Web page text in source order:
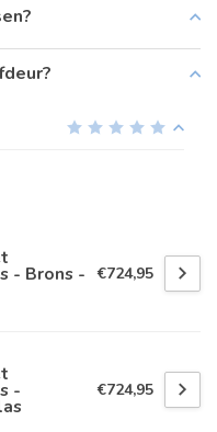
- Brons - €724,95
- €724,95